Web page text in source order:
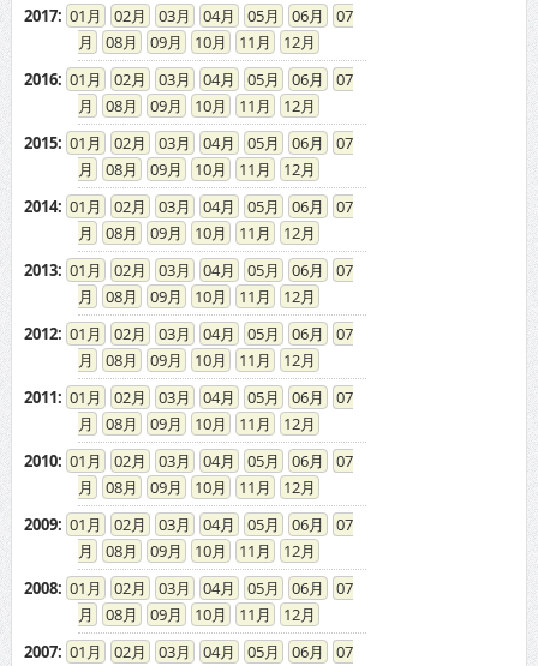
2017: 01 02 03 04 05 06
07
08
09 10 11
12
2016: 01 02 03 04 05 06
07
08
09 10 11
12
2015: 01 02 03 04 05 06
07
08
09 10 11
12
2014: 01 02 03 04 05 06
07
08
09 10 11
12
2013: 01 02 03 04 05 06
07
08
09 10 11
12
2012: 01 02 03 04 05 06
07
08
09 10 11
12
2011: 01 02 03 04 05 06
07
08
09 10 11
12
2010: 01 02 03 04 05 06
07
08
09 10 11
12
2009: 01 02 03 04 05 06
07
08
09 10 11
12
2008: 01 02 03 04 05 06
07
08
09 10 11
12
2007: 01 02 03 04 05 06
07